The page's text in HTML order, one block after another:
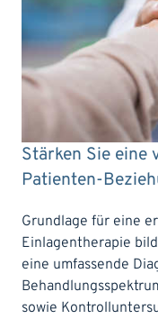
Stärken Sie eine
Patienten-
Grundlage für eine
Einlagentherapie
eine umfassende
sowie